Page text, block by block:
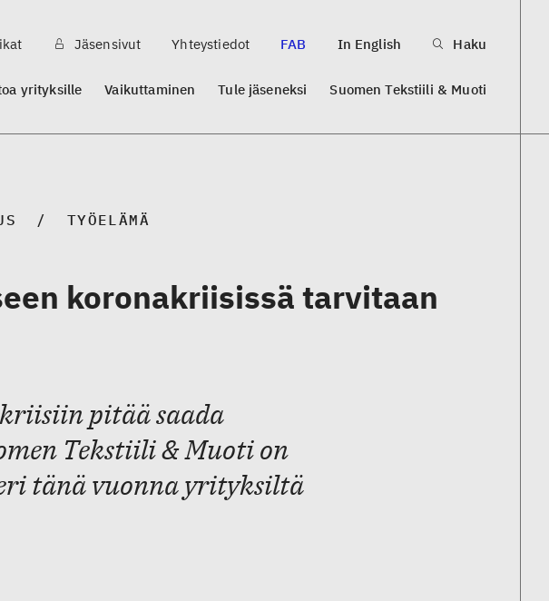
Jäsensivut Yhteystiedot FAB In English Haku
yrityksille Vaikuttaminen Tule jäseneksi Suomen Tekstiili & Muoti
TYÖELÄMÄ
koronakriisissä tarvitaan
pitää saada
Tekstiili & Muoti on
tänä vuonna yrityksiltä